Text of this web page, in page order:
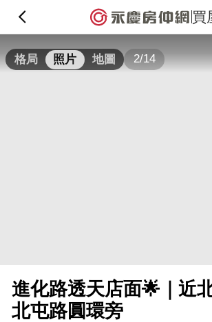
買
格局 照片 地圖 2/14
進化路透天店面🌟｜近
北屯路圓環旁